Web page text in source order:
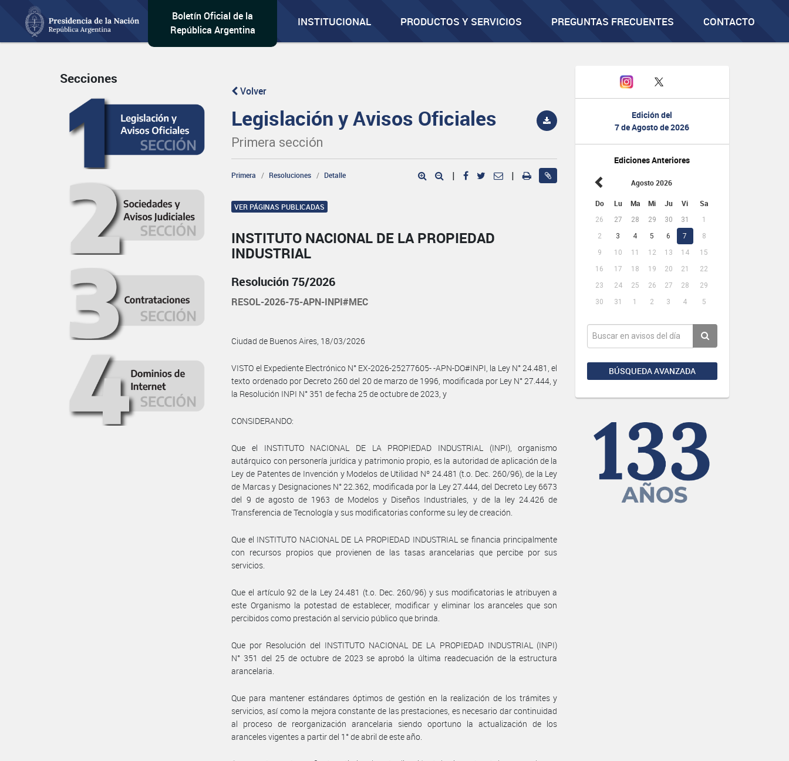
Boletín Oficial de la
República Argentina
INSTITUCIONAL PRODUCTOS Y SERVICIOS PREGUNTAS FRECUENTES CONTACTO
Edición del
7 de Agosto de 2026
Ediciones Anteriores
Agosto 2026
Do Lu Ma Mi Ju Vi Sa
26 27 28 29 30 31
1
2
3 4 5 6 7
8
9
10 11 12 13 14
15
16
17 18 19 20 21
22
23
24 25 26 27 28
29
30
31 1 2 3 4 5
BÚSQUEDA AVANZADA
Secciones
Volver
Legislación y Avisos Oficiales
Primera sección
Primera Resoluciones Detalle | |
VER PÁGINAS PUBLICADAS
INSTITUTO NACIONAL DE LA PROPIEDAD
INDUSTRIAL
Resolución 75/2026
RESOL-2026-75-APN-INPI#MEC
Ciudad de Buenos Aires, 18/03/2026
VISTO el Expediente Electrónico N° EX-2026-25277605- -APN-DO#INPI, la Ley N° 24.481, el
texto ordenado por Decreto 260 del 20 de marzo de 1996, modificada por Ley N° 27.444, y
la Resolución INPI N° 351 de fecha 25 de octubre de 2023, y
CONSIDERANDO:
Que el INSTITUTO NACIONAL DE LA PROPIEDAD INDUSTRIAL (INPI), organismo
autárquico con personería jurídica y patrimonio propio, es la autoridad de aplicación de la
Ley de Patentes de Invención y Modelos de Utilidad Nº 24.481 (t.o. Dec. 260/96), de la Ley
de Marcas y Designaciones N° 22.362, modificada por la Ley 27.444, del Decreto Ley 6673
del 9 de agosto de 1963 de Modelos y Diseños Industriales, y de la ley 24.426 de
Transferencia de Tecnología y sus modificatorias conforme su ley de creación.
Que el INSTITUTO NACIONAL DE LA PROPIEDAD INDUSTRIAL se financia principalmente
con recursos propios que provienen de las tasas arancelarias que percibe por sus
servicios.
Que el artículo 92 de la Ley 24.481 (t.o. Dec. 260/96) y sus modificatorias le atribuyen a
este Organismo la potestad de establecer, modificar y eliminar los aranceles que son
percibidos como prestación al servicio público que brinda.
Que por Resolución del INSTITUTO NACIONAL DE LA PROPIEDAD INDUSTRIAL (INPI)
N° 351 del 25 de octubre de 2023 se aprobó la última readecuación de la estructura
arancelaria.
Que para mantener estándares óptimos de gestión en la realización de los trámites y
servicios, así como la mejora constante de las prestaciones, es necesario dar continuidad
al proceso de reorganización arancelaria siendo oportuno la actualización de los
aranceles vigentes a partir del 1° de abril de este año.